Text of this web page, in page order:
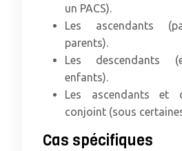
un PACS).
Les ascendants
parents).
Les descendants
enfants).
Les ascendants et
conjoint (sous
Cas spécifiques